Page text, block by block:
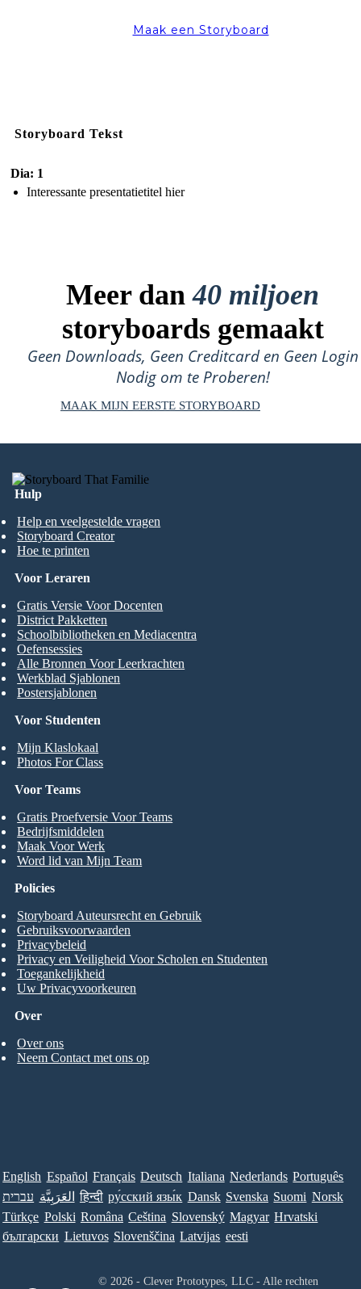
Maak een Storyboard
Storyboard Tekst
Dia: 1
Interessante presentatietitel hier
Meer dan40 miljoen
storyboards gemaakt
Geen Downloads, Geen Creditcard en Geen Login
Nodig om te Proberen!
MAAK MIJN EERSTE STORYBOARD
Hulp
Help en veelgestelde vragen
Storyboard Creator
Hoe te printen
Voor Studenten
Mijn Klaslokaal
Photos For Class
Voor Leraren
Gratis Versie Voor Docenten
District Pakketten
Schoolbibliotheken en Mediacentra
Oefensessies
Alle Bronnen Voor Leerkrachten
Werkblad Sjablonen
Postersjablonen
Voor Teams
Gratis Proefversie Voor Teams
Bedrijfsmiddelen
Maak Voor Werk
Word lid van Mijn Team
Over
Over ons
Neem Contact met ons op
Policies
Storyboard Auteursrecht en Gebruik
Gebruiksvoorwaarden
Privacybeleid
Privacy en Veiligheid Voor Scholen en Studenten
Toegankelijkheid
Uw Privacyvoorkeuren
English Español Français Deutsch Italiana Nederlands Português
עברית العَرَبِيَّة हिन्दी ру́сский язы́к Dansk Svenska Suomi Norsk
Türkçe Polski Româna Ceština Slovenský Magyar Hrvatski
български Lietuvos Slovenščina Latvijas eesti
© 2026 - Clever Prototypes, LLC - Alle rechten